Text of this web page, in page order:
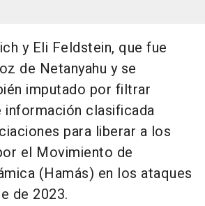
y Eli Feldstein, que fue
de Netanyahu y se
imputado por filtrar
información clasificada
para liberar a los
el Movimiento de
(Hamás) en los ataques
de 2023.